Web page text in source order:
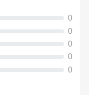
0
0
0
0
0